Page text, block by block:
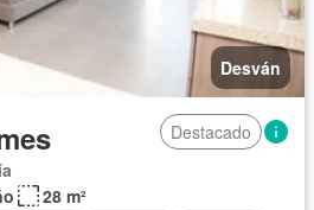
Desván
Destacado
28 m²